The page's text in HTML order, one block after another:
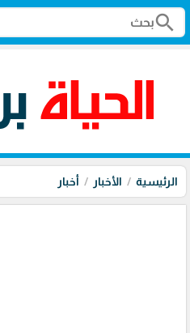
search
الرئيسية الأخبار أخبار